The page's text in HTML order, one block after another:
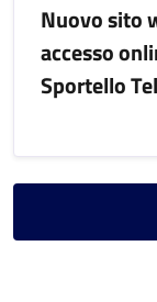
Nuovo sito
accesso
Sportello